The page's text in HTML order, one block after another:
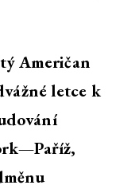
Američan
letce k